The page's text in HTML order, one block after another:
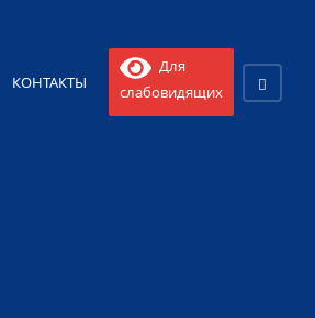
КОНТАКТЫ
Для
слабовидящих